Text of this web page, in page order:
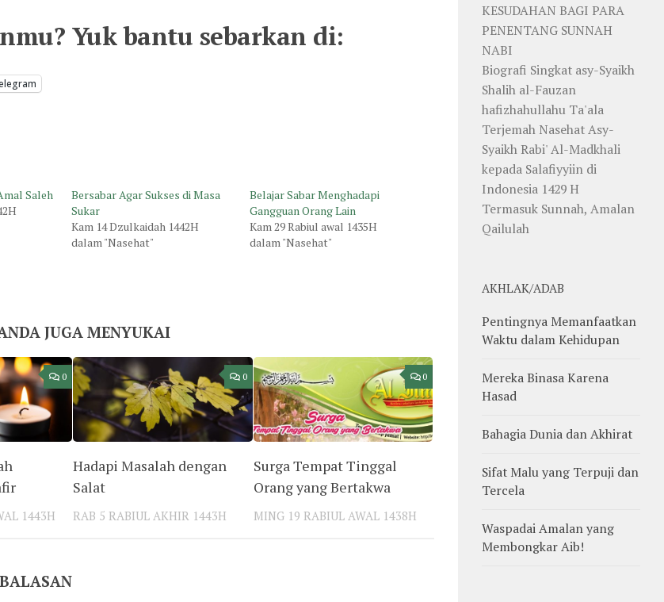
Yuk bantu sebarkan di:
Saleh
Bersabar Agar Sukses di Masa
Sukar
Kam 14 Dzulkaidah 1442H
dalam "Nasehat"
Belajar Sabar Menghadapi
Gangguan Orang Lain
Kam 29 Rabiul awal 1435H
dalam "Nasehat"
JUGA MENYUKAI
0
1443H
0
Hadapi Masalah dengan
Salat
RAB 5 RABIUL AKHIR 1443H
0
Surga Tempat Tinggal
Orang yang Bertakwa
MING 19 RABIUL AWAL 1438H
KESUDAHAN BAGI PARA
PENENTANG SUNNAH
NABI
Biografi Singkat asy-Syaikh
Shalih al-Fauzan
hafizhahullahu Ta'ala
Terjemah Nasehat Asy-
Syaikh Rabi' Al-Madkhali
kepada Salafiyyiin di
Indonesia 1429 H
Termasuk Sunnah, Amalan
Qailulah
AKHLAK/ADAB
Pentingnya Memanfaatkan
Waktu dalam Kehidupan
Mereka Binasa Karena
Hasad
Bahagia Dunia dan Akhirat
Sifat Malu yang Terpuji dan
Tercela
Waspadai Amalan yang
Membongkar Aib!